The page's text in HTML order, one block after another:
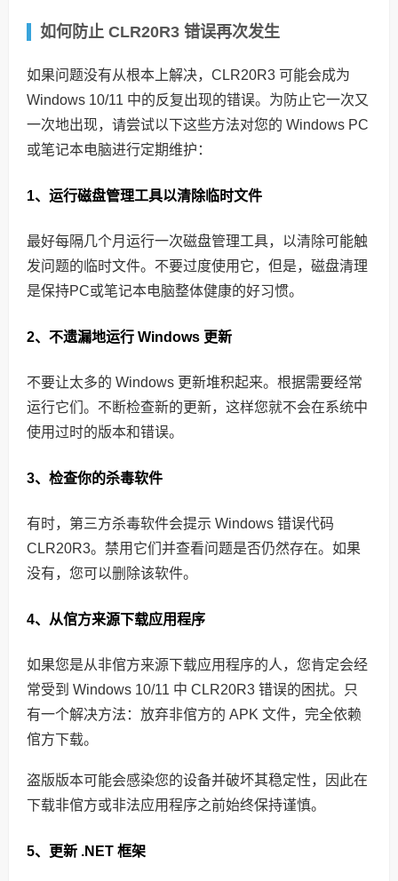
如何防止 CLR20R3 错误再次发生
如果问题没有从根本上解决，CLR20R3 可能会成为
Windows 10/11 中的反复出现的错误。为防止它一次又
一次地出现，请尝试以下这些方法对您的 Windows PC
或笔记本电脑进行定期维护：
1、运行磁盘管理工具以清除临时文件
最好每隔几个月运行一次磁盘管理工具，以清除可能触
发问题的临时文件。不要过度使用它，但是，磁盘清理
是保持PC或笔记本电脑整体健康的好习惯。
2、不遗漏地运行 Windows 更新
不要让太多的 Windows 更新堆积起来。根据需要经常
运行它们。不断检查新的更新，这样您就不会在系统中
使用过时的版本和错误。
3、检查你的杀毒软件
有时，第三方杀毒软件会提示 Windows 错误代码
CLR20R3。禁用它们并查看问题是否仍然存在。如果
没有，您可以删除该软件。
4、从倌方来源下载应用程序
如果您是从非倌方来源下载应用程序的人，您肯定会经
常受到 Windows 10/11 中 CLR20R3 错误的困扰。只
有一个解决方法：放弃非倌方的 APK 文件，完全依赖
倌方下载。
盗版版本可能会感染您的设备并破坏其稳定性，因此在
下载非倌方或非法应用程序之前始终保持谨慎。
5、更新 .NET 框架